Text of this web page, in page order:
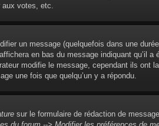
aux votes, etc.
un message (quelquefois dans une
en bas du message indiquant qu’il a
modifie le message, cependant ils ont
une fois que quelqu’un y a répondu.
sur le formulaire de rédaction de